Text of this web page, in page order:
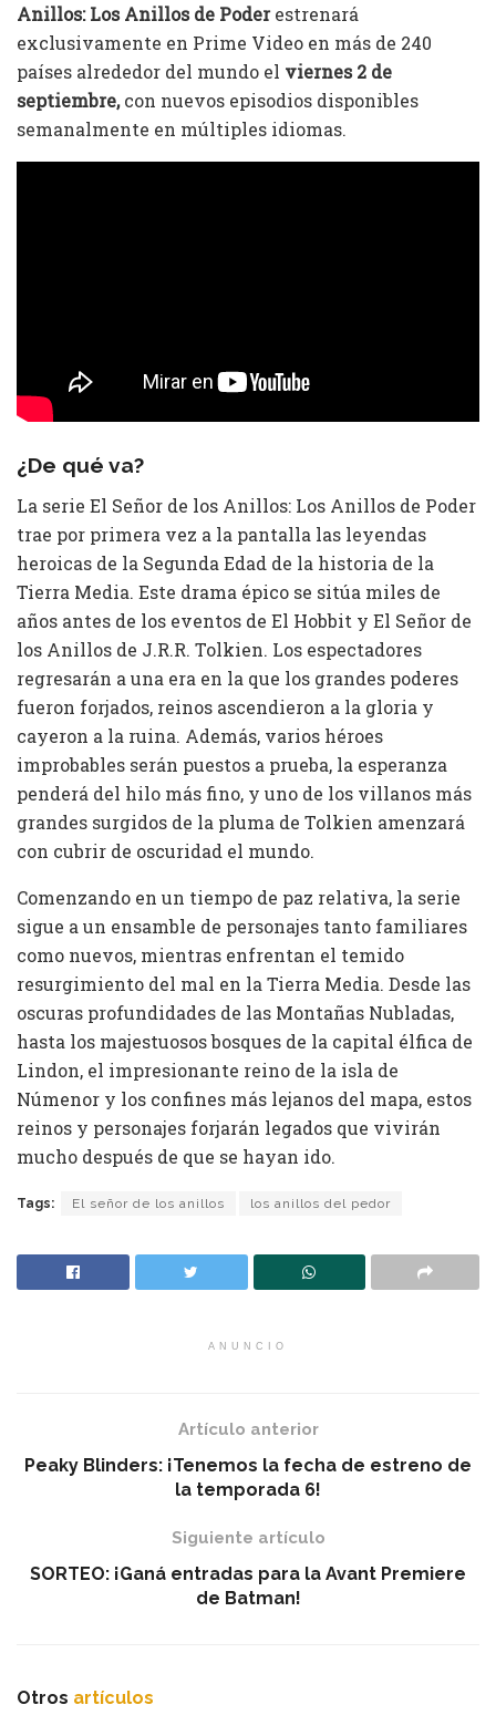
Anillos: Los Anillos de Poderestrenará
exclusivamente en Prime Video en más de 240
países alrededor del mundo el viernes 2 de
septiembre,con nuevos episodios disponibles
semanalmente en múltiples idiomas.
¿De qué va?
La serie El Señor de los Anillos: Los Anillos de Poder
trae por primera vez a la pantalla las leyendas
heroicas de la Segunda Edad de la historia de la
Tierra Media. Este drama épico se sitúa miles de
años antes de los eventos de El Hobbit y El Señor de
los Anillos de J.R.R. Tolkien. Los espectadores
regresarán a una era en la que los grandes poderes
fueron forjados, reinos ascendieron a la gloria y
cayeron a la ruina. Además, varios héroes
improbables serán puestos a prueba, la esperanza
penderá del hilo más fino, y uno de los villanos más
grandes surgidos de la pluma de Tolkien amenzará
con cubrir de oscuridad el mundo.
Comenzando en un tiempo de paz relativa, la serie
sigue a un ensamble de personajes tanto familiares
como nuevos, mientras enfrentan el temido
resurgimiento del mal en la Tierra Media. Desde las
oscuras profundidades de las Montañas Nubladas,
hasta los majestuosos bosques de la capital élfica de
Lindon, el impresionante reino de la isla de
Númenor y los confines más lejanos del mapa, estos
reinos y personajes forjarán legados que vivirán
mucho después de que se hayan ido.
Tags: El señor de los anillos los anillos del pedor
ANUNCIO
Artículo anterior
Peaky Blinders: ¡Tenemos la fecha de estreno de
la temporada 6!
Siguiente artículo
SORTEO: ¡Ganá entradas para la Avant Premiere
de Batman!
Otros artículos